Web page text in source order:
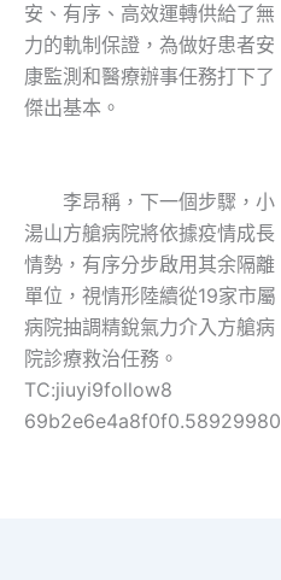
安、有序、高效運轉供給了無
力的軌制保證，為做好患者安
康監測和醫療辦事任務打下了
傑出基本。
李昂稱，下一個步驟，小
湯山方艙病院將依據疫情成長
情勢，有序分步啟用其余隔離
單位，視情形陸續從19家市屬
病院抽調精銳氣力介入方艙病
院診療救治任務。
TC:jiuyi9follow8
69b2e6e4a8f0f0.58929980